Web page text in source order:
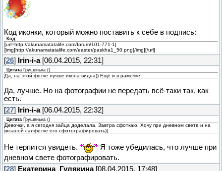
Код иконки, который можно поставить к себе в подпись:
Код
[url=http://akunamatatalife.com/forum/101-771-1]
[img]http://akunamatatalife.com/easter/paskha1_50.png[/img][/url]
[26] Irin-i-a[06.04.2015, 22:31]
Цитата Грушенька ()
Да, на этой фотке лучше икона видна)) Ещё и в рамочке!
Да, лучше. Но на фотографии не передать всё-таки так, как
есть.
[27] Irin-i-a[06.04.2015, 22:32]
Цитата Грушенька ()
Девочки, а я сегодня зайца доделала. Завтра сфоткаю. Хочу при дневном свете и на
вязаной салфетке его сфотографировать))
Не терпится увидеть.
Я тоже убедилась, что лучше при
дневном свете фотографировать.
[28] Екатерина_Гулякина[08.04.2015, 17:48]